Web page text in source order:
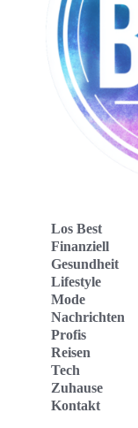
Los Best
Finanziell
Gesundheit
Lifestyle
Mode
Nachrichten
Profis
Reisen
Tech
Zuhause
Kontakt